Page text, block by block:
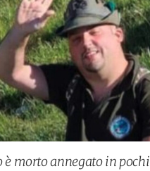
è morto annegato in pochi